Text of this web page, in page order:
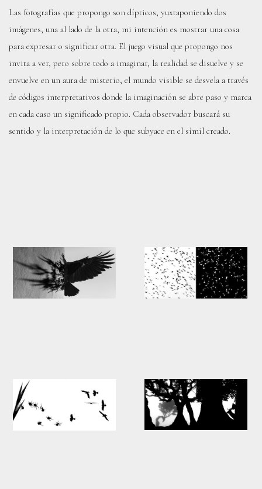
Las fotografías que propongo son dípticos, yuxtaponiendo dos
imágenes, una al lado de la otra, mi intención es mostrar una cosa
para expresar o significar otra. El juego visual que propongo nos
invita a ver, pero sobre todo a imaginar, la realidad se disuelve y se
envuelve en un aura de misterio, el mundo visible se desvela a través
de códigos interpretativos donde la imaginación se abre paso y marca
en cada caso un significado propio. Cada observador buscará su
sentido y la interpretación de lo que subyace en el símil creado.